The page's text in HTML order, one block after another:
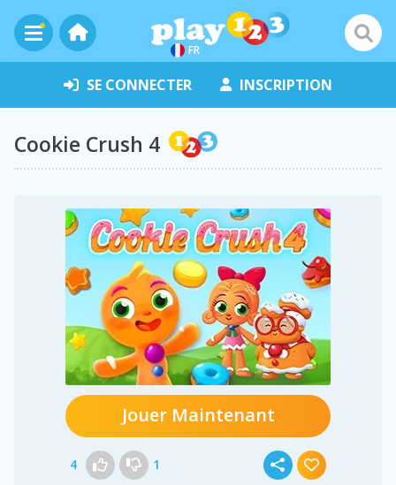
FR
SE CONNECTER INSCRIPTION
Cookie Crush 4
Jouer Maintenant
4 1